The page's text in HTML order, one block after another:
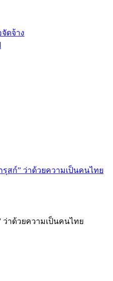
ดจ้าง
ารุสก์” ว่าด้วยความเป็นคนไทย
ว่าด้วยความเป็นคนไทย